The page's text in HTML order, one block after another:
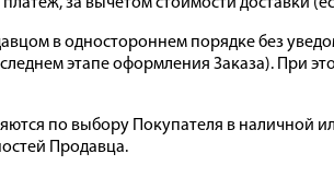
за вычетом стоимости доставки
в одностороннем порядке без
этапе оформления Заказа). При
по выбору Покупателя в наличной
Продавца.